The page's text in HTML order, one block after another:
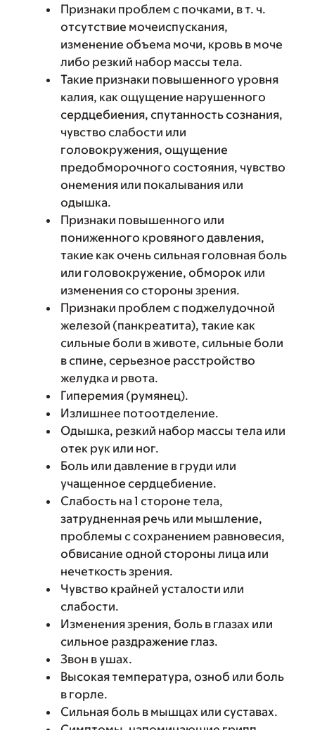
Признаки проблем с почками, в т. ч.
отсутствие мочеиспускания,
изменение объема мочи, кровь в моче
либо резкий набор массы тела.
Такие признаки повышенного уровня
калия, как ощущение нарушенного
сердцебиения, спутанность сознания,
чувство слабости или
головокружения, ощущение
предобморочного состояния, чувство
онемения или покалывания или
одышка.
Признаки повышенного или
пониженного кровяного давления,
такие как очень сильная головная боль
или головокружение, обморок или
изменения со стороны зрения.
Признаки проблем с поджелудочной
железой (панкреатита), такие как
сильные боли в животе, сильные боли
в спине, серьезное расстройство
желудка и рвота.
Гиперемия (румянец).
Излишнее потоотделение.
Одышка, резкий набор массы тела или
отек рук или ног.
Боль или давление в груди или
учащенное сердцебиение.
Слабость на 1 стороне тела,
затрудненная речь или мышление,
проблемы с сохранением равновесия,
обвисание одной стороны лица или
нечеткость зрения.
Чувство крайней усталости или
слабости.
Изменения зрения, боль в глазах или
сильное раздражение глаз.
Звон в ушах.
Высокая температура, озноб или боль
в горле.
Сильная боль в мышцах или суставах.